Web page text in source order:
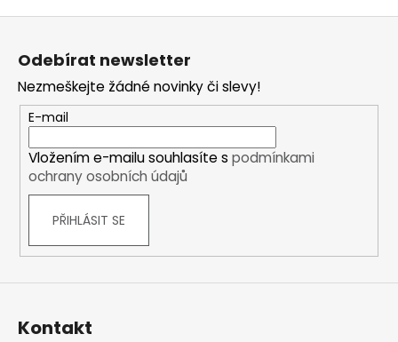
Z
Odebírat newsletter
Nezmeškejte žádné novinky či slevy!
E-mail
Vložením e-mailu souhlasíte s podmínkami
ochrany osobních údajů
PŘIHLÁSIT SE
Kontakt